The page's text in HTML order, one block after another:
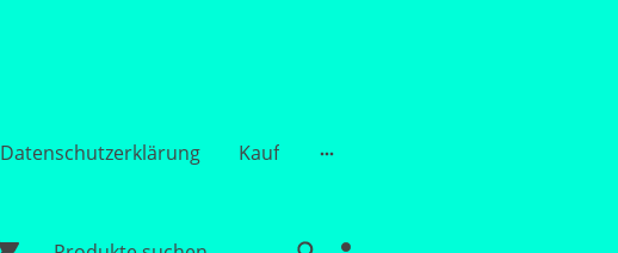
Datenschutzerklärung Kauf